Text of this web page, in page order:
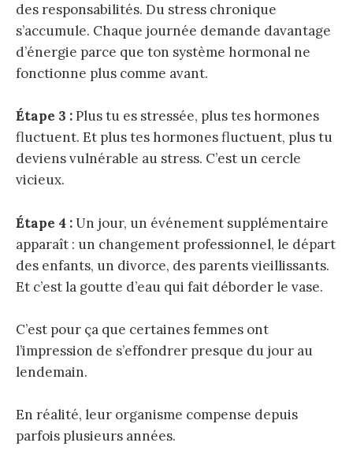
des responsabilités. Du stress chronique
s’accumule. Chaque journée demande davantage
d’énergie parce que ton système hormonal ne
fonctionne plus comme avant.
Étape 3 :Plus tu es stressée, plus tes hormones
fluctuent. Et plus tes hormones fluctuent, plus tu
deviens vulnérable au stress. C’est un cercle
vicieux.
Étape 4 :Un jour, un événement supplémentaire
apparaît : un changement professionnel, le départ
des enfants, un divorce, des parents vieillissants.
Et c’est la goutte d’eau qui fait déborder le vase.
C’est pour ça que certaines femmes ont
l’impression de s’effondrer presque du jour au
lendemain.
En réalité, leur organisme compense depuis
parfois plusieurs années.